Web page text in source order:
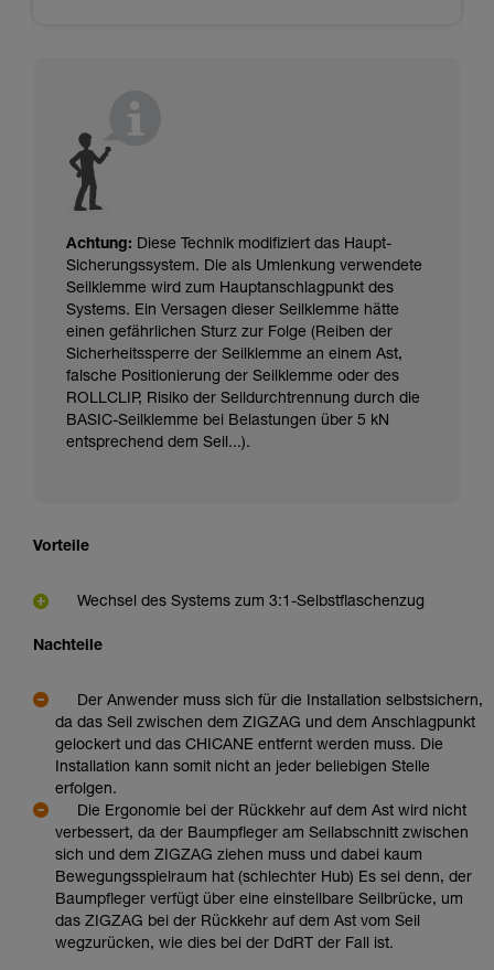
Achtung: Diese Technik modifiziert das Haupt-
Sicherungssystem. Die als Umlenkung verwendete
Seilklemme wird zum Hauptanschlagpunkt des
Systems. Ein Versagen dieser Seilklemme hätte
einen gefährlichen Sturz zur Folge (Reiben der
Sicherheitssperre der Seilklemme an einem Ast,
falsche Positionierung der Seilklemme oder des
ROLLCLIP, Risiko der Seildurchtrennung durch die
BASIC-Seilklemme bei Belastungen über 5 kN
entsprechend dem Seil...).
Vorteile
Wechsel des Systems zum 3:1-Selbstflaschenzug
Nachteile
Der Anwender muss sich für die Installation selbstsichern,
da das Seil zwischen dem ZIGZAG und dem Anschlagpunkt
gelockert und das CHICANE entfernt werden muss. Die
Installation kann somit nicht an jeder beliebigen Stelle
erfolgen.
Die Ergonomie bei der Rückkehr auf dem Ast wird nicht
verbessert, da der Baumpfleger am Seilabschnitt zwischen
sich und dem ZIGZAG ziehen muss und dabei kaum
Bewegungsspielraum hat (schlechter Hub) Es sei denn, der
Baumpfleger verfügt über eine einstellbare Seilbrücke, um
das ZIGZAG bei der Rückkehr auf dem Ast vom Seil
wegzurücken, wie dies bei der DdRT der Fall ist.